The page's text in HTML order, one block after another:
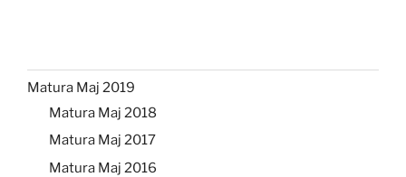
Matura Maj 2019
Matura Maj 2018
Matura Maj 2017
Matura Maj 2016